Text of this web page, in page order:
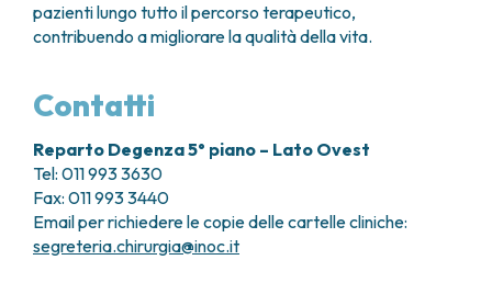
pazienti lungo tutto il percorso terapeutico,
contribuendo a migliorare la qualità della vita.
Contatti
Reparto Degenza 5° piano – Lato Ovest
Tel: 011 993 3630
Fax: 011 993 3440
Emailper richiedere le copie delle cartelle cliniche:
segreteria.chirurgia@inoc.it